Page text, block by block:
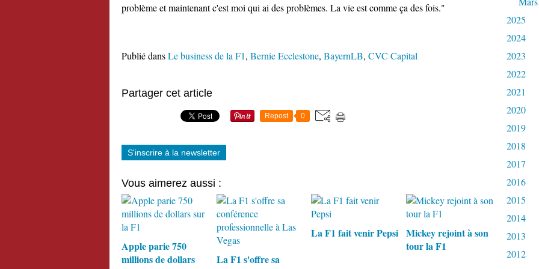
problème et maintenant c'est moi qui ai des problèmes. La vie est comme ça des fois."
Publié dansLe business de la F1, Bernie Ecclestone, BayernLB, CVC Capital
Partager cet article
Repost 0
S'inscrire à la newsletter
Vous aimerez aussi :
Apple parie 750
millions de dollars
La F1 s'offre sa
La F1 fait venir Pepsi Mickey rejoint à son
tour la F1
2025
2024
2023
2022
2021
2020
2019
2018
2017
2016
2015
2014
2013
2012